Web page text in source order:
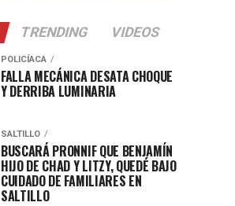
TRENDING VIDEOS
POLICÍACA
FALLA MECÁNICA DESATA CHOQUE
Y DERRIBA LUMINARIA
SALTILLO
BUSCARÁ PRONNIF QUE BENJAMÍN
HIJO DE CHAD Y LITZY, QUEDÉ BAJO
CUIDADO DE FAMILIARES EN
SALTILLO